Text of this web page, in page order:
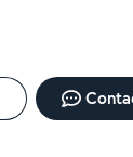
parisienne
toujours des
parfait ou